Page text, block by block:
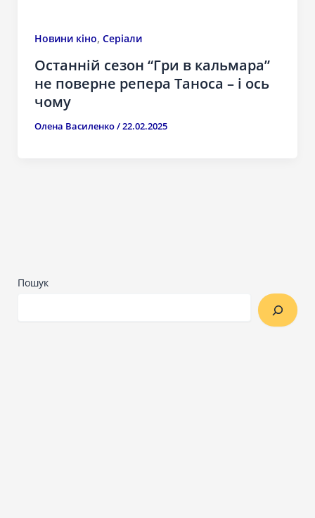
Новини кіно, Серіали
Останній сезон “Гри в кальмара”
не поверне репера Таноса – і ось
чому
Олена Василенко/22.02.2025
Пошук